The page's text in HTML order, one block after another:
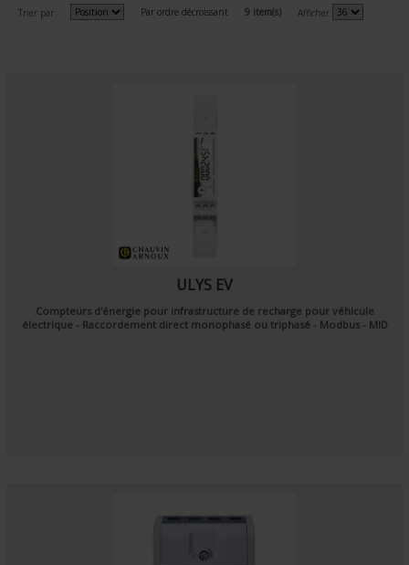
Trier par Par ordre décroissant 9 item(s) Afficher
ULYS EV
Compteurs d'énergie pour infrastructure de recharge pour véhicule
électrique - Raccordement direct monophasé ou triphasé - Modbus - MID